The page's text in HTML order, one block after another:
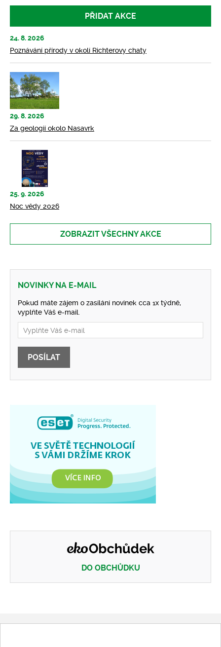
PŘIDAT AKCE
24. 8. 2026
Poznávání přírody v okolí Richterovy chaty
29. 8. 2026
Za geologií okolo Nasavrk
25. 9. 2026
Noc vědy 2026
ZOBRAZIT VŠECHNY AKCE
NOVINKY NA E-MAIL
Pokud máte zájem o zasílání novinek cca 1x týdně,
vyplňte Váš e-mail.
POSÍLAT
DO OBCHŮDKU